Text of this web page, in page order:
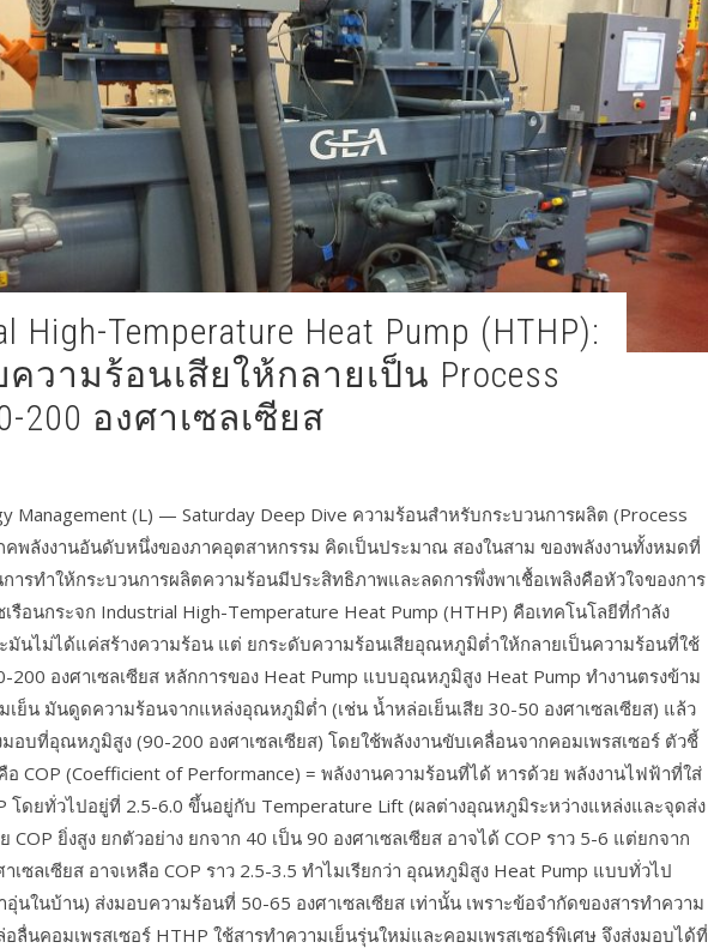
วามร้อนเสียให้กลายเป็น Process
200 องศาเซลเซียส
Management (L) — Saturday Deep Dive ความร้อนสำหรับกระบวนการผลิต (Process
พลังงานอันดับหนึ่งของภาคอุตสาหกรรม คิดเป็นประมาณ สองในสาม ของพลังงานทั้งหมดที่
การทำให้กระบวนการผลิตความร้อนมีประสิทธิภาพและลดการพึ่งพาเชื้อเพลิงคือหัวใจของการ
รือนกระจก Industrial High-Temperature Heat Pump (HTHP) คือเทคโนโลยีที่กำลัง
ะมันไม่ได้แค่สร้างความร้อน แต่ ยกระดับความร้อนเสียอุณหภูมิต่ำให้กลายเป็นความร้อนที่ใช้
200 องศาเซลเซียส หลักการของ Heat Pump แบบอุณหภูมิสูง Heat Pump ทำงานตรงข้าม
เย็น มันดูดความร้อนจากแหล่งอุณหภูมิต่ำ (เช่น น้ำหล่อเย็นเสีย 30-50 องศาเซลเซียส) แล้ว
อบที่อุณหภูมิสูง (90-200 องศาเซลเซียส) โดยใช้พลังงานขับเคลื่อนจากคอมเพรสเซอร์ ตัวชี้
COP (Coefficient of Performance) = พลังงานความร้อนที่ได้ หารด้วย พลังงานไฟฟ้าที่ใส่
โดยทั่วไปอยู่ที่ 2.5-6.0 ขึ้นอยู่กับ Temperature Lift (ผลต่างอุณหภูมิระหว่างแหล่งและจุดส่ง
COP ยิ่งสูง ยกตัวอย่าง ยกจาก 40 เป็น 90 องศาเซลเซียส อาจได้ COP ราว 5-6 แต่ยกจาก
เซลเซียส อาจเหลือ COP ราว 2.5-3.5 ทำไมเรียกว่า อุณหภูมิสูง Heat Pump แบบทั่วไป
อุ่นในบ้าน) ส่งมอบความร้อนที่ 50-65 องศาเซลเซียส เท่านั้น เพราะข้อจำกัดของสารทำความ
ลื่นคอมเพรสเซอร์ HTHP ใช้สารทำความเย็นรุ่นใหม่และคอมเพรสเซอร์พิเศษ จึงส่งมอบได้ที่